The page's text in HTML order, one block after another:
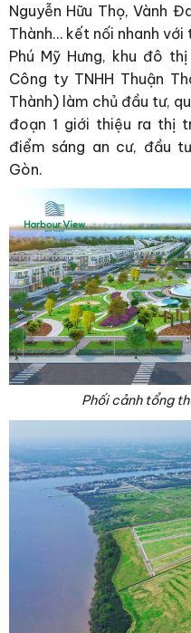
Nguyễn Hữu Thọ, Vành
Thành… kết nối nhanh
Phú Mỹ Hưng, khu đô
Công ty TNHH Thuận
Thành) làm chủ đầu tư,
đoạn 1 giới thiệu ra thị
điểm sáng an cư, đầu
Gòn.
Phối cảnh tổng